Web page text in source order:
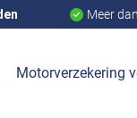
Meer dan
Motorverzekering